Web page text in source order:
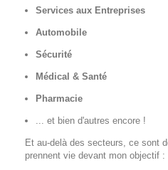
Services aux Entreprises
Automobile
Sécurité
Médical & Santé
Pharmacie
... et bien d'autres encore !
Et au-delà des secteurs, ce sont
prennent vie devant mon objectif :